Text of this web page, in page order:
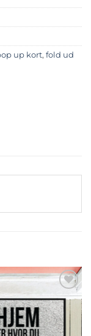
up kort, fold ud
Tilføj til
ønskeliste